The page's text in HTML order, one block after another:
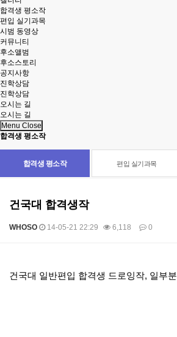
합격생 평소작
편입 실기과목
시범 동영상
커뮤니티
후소앨범
후소스토리
공지사항
진학상담
진학상담
오시는 길
오시는 길
Menu Close
합격생 평소작
합격생 평소작 편입 실기과목
건국대 합격생작
WHOSO 14-05-21 22:29 6,118 0
건국대 일반편입 합격생 드로잉작, 일부분